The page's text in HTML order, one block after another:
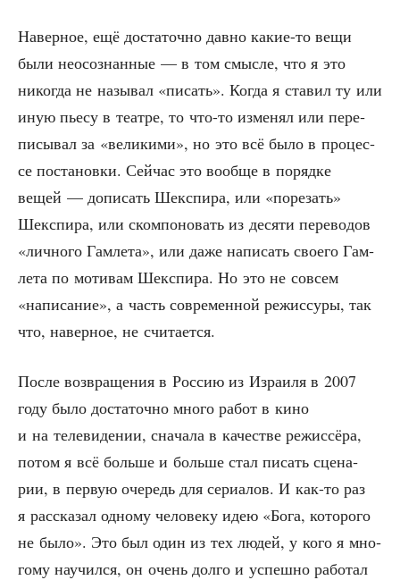
Навер­ное, ещё доста­точ­но дав­но какие-то вещи
были неосо­знан­ные — в том смыс­ле, что я это
нико­гда не назы­вал «писать». Когда я ста­вил ту или
иную пье­су в теат­ре, то что-то изме­нял или пере­
пи­сы­вал за «вели­ки­ми», но это всё было в про­цес­
се поста­нов­ки. Сей­час это вооб­ще в поряд­ке
вещей — допи­сать Шекс­пи­ра, или «поре­зать»
Шекс­пи­ра, или ском­по­но­вать из деся­ти пере­во­дов
«лич­но­го Гам­ле­та», или даже напи­сать сво­е­го Гам­
ле­та по моти­вам Шекс­пи­ра. Но это не совсем
«напи­са­ние», а часть совре­мен­ной режис­су­ры, так
что, навер­ное, не считается.
После воз­вра­ще­ния в Рос­сию из Изра­и­ля в 2007
году было доста­точ­но мно­го работ в кино
и на теле­ви­де­нии, сна­ча­ла в каче­стве режис­сё­ра,
потом я всё боль­ше и боль­ше стал писать сце­на­
рии, в первую оче­редь для сери­а­лов. И как-то раз
я рас­ска­зал одно­му чело­ве­ку идею «Бога, кото­ро­го
не было». Это был один из тех людей, у кого я мно­
го­му научил­ся, он очень дол­го и успеш­но рабо­тал